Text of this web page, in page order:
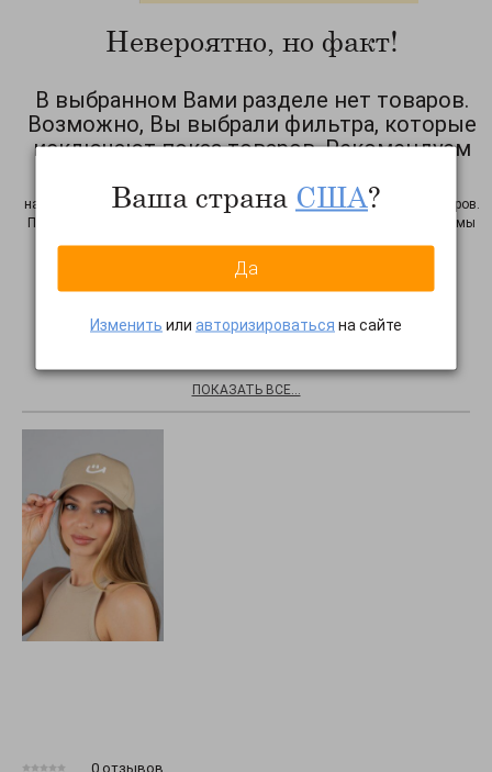
Невероятно, но факт!
В выбранном Вами разделе нет товаров.
Возможно, Вы выбрали фильтра, которые
исключают показ товаров. Рекомендуем
на период тестирования сайта возможны неточности в работе фильтров.
Просим Вас уведомить нас об этом факте: нажмите на
, и мы
узнаем о неточности! Спасибо
ПОКАЗАТЬ ВСЕ...
0 отзывов
Ваша страна США?
Да
Изменить или авторизироваться на сайте